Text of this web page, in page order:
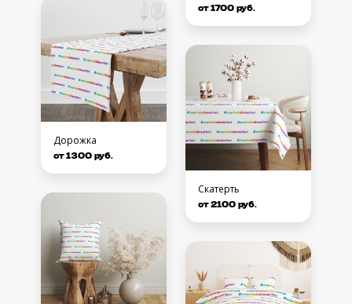
Дорожка
от 1300 руб.
от 1700 руб.
Скатерть
от 2100 руб.